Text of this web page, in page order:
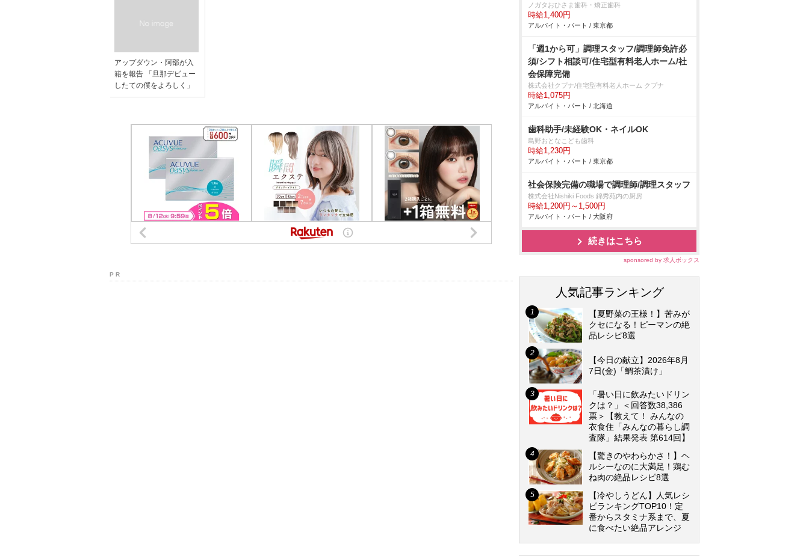
アップダウン・阿部が入
籍を報告 「旦那デビュー
したての僕をよろしく」
P R
ノガタおひさま歯科・矯正歯科
時給1,400円
アルバイト・パート / 東京都
「週1から可」調理スタッフ/調理師免許必
須/シフト相談可/住宅型有料老人ホーム/社
会保障完備
株式会社クプナ/住宅型有料老人ホーム クプナ
時給1,075円
アルバイト・パート / 北海道
歯科助手/未経験OK・ネイルOK
島野おとなこども歯科
時給1,230円
アルバイト・パート / 東京都
社会保険完備の職場で調理師/調理スタッフ
株式会社Nishiki Foods 錦秀苑内の厨房
時給1,200円～1,500円
アルバイト・パート / 大阪府
続きはこちら
sponsored by 求人ボックス
人気記事ランキング
【夏野菜の王様！】苦みが
クセになる！ピーマンの絶
品レシピ8選
【今日の献立】2026年8月
7日(金)「鯛茶漬け」
「暑い日に飲みたいドリン
クは？」＜回答数38,386
票＞【教えて！ みんなの
衣食住「みんなの暮らし調
査隊」結果発表 第614回】
【驚きのやわらかさ！】ヘ
ルシーなのに大満足！鶏む
ね肉の絶品レシピ8選
【冷やしうどん】人気レシ
ピランキングTOP10！定
番からスタミナ系まで、夏
に食べたい絶品アレンジ